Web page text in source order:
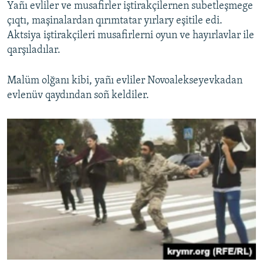
Yañı evliler ve musafirler iştirakçilernen subetleşmege
çıqtı, maşinalardan qırımtatar yırlary eşitile edi.
Aktsiya iştirakçileri musafirlerni oyun ve hayırlavlar ile
qarşıladılar.
Malüm olğanı kibi, yañı evliler Novoalekseyevkadan
evlenüv qaydından soñ keldiler.